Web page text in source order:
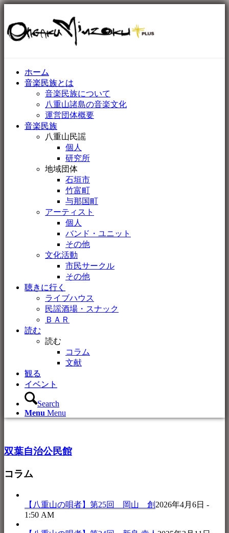
ホーム
音楽民族とは
音楽民族について
八重山諸島の音楽文化
運営団体概要
音楽民族
八重山民謡
個人
研究所
地域団体
石垣市
竹富町
与那国町
アーティスト
個人
バンド・ユニット
その他
文化活動
市民サークル
その他
聴きに行く
ライブハウス
民謡酒場・スナック
ＢＡＲ
読む
読む
コラム
文献
観る
イベント
Search
Menu Menu
双葉自治公民館
コラム
【八重山の唄者】第25回 岡山 創 2026年4月6日 -
1:50 AM